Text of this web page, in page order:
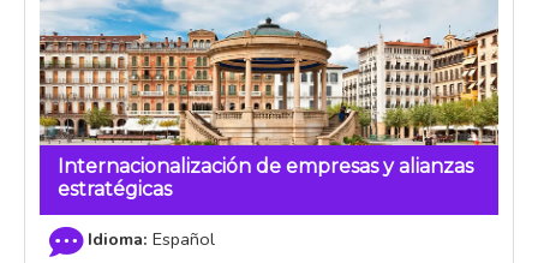
Internacionalización de empresas y alianzas
estratégicas
Español